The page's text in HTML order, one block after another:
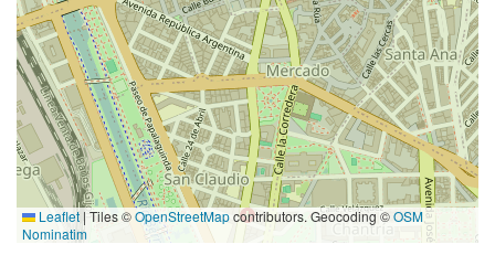
Leaflet | Tiles ©OpenStreetMapcontributors. Geocoding ©OSM
Nominatim